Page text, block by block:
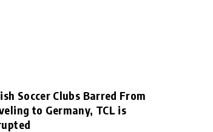
Soccer Clubs Barred From
to Germany, TCL is